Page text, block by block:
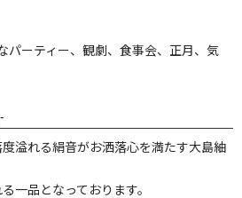
パーティー、観劇、食事会、正月、気
溢れる絹音がお洒落心を満たす大島紬
一品となっております。